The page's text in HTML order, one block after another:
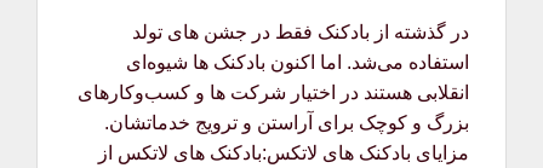
در گذشته از بادکنک فقط در جشن های تولد
استفاده می‌شد. اما اکنون بادکنک ها شیوه‌ای
انقلابی هستند در اختیار شرکت ها و کسب‌وکارهای
بزرگ و کوچک برای آراستن و ترویج خدماتشان.
مزایای بادکنک های لاتکس:بادکنک های لاتکس از